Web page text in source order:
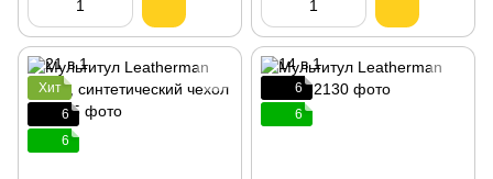
Хит
6
6
6
6